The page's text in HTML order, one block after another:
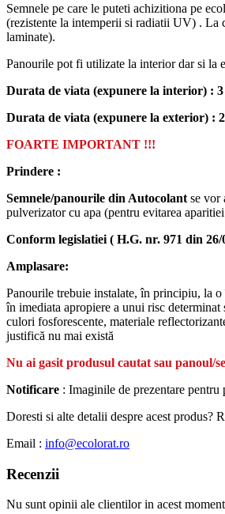
Semnele pe care le puteti achizitiona pe
(rezistente la intemperii si radiatii UV) . La
laminate).
Panourile pot fi utilizate la interior dar si la
Durata de viata (expunere la interior) :
Durata de viata (expunere la exterior) :
FOARTE IMPORTANT !!!
Prindere :
Semnele/panourile din Autocolant se vor
pulverizator cu apa (pentru evitarea
Conform legislatiei ( H.G. nr. 971 din 26/
Amplasare:
Panourile trebuie instalate, în principiu, la
în imediata apropiere a unui risc
culori fosforescente, materiale
justifică nu mai există
Nu ai gasit produsul cautat sau panoul/
Notificare : Imaginile de prezentare
Doresti si alte detalii despre acest produs?
Email : info@ecolorat.ro
Recenzii
Nu sunt opinii ale clientilor in acest